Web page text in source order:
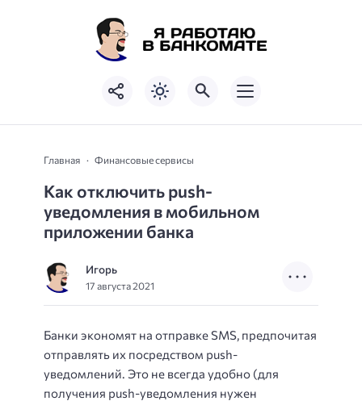
Главная Финансовые сервисы
Как отключить push-
уведомления в мобильном
приложении банка
Игорь
17 августа 2021
Банки экономят на отправке SMS, предпочитая
отправлять их посредством push-
уведомлений. Это не всегда удобно (для
получения push-уведомления нужен